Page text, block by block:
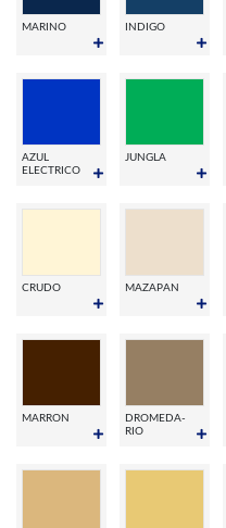
MARINO INDIGO
AZUL
ELECTRICO
JUNGLA
CRUDO MAZAPAN
MARRON
DROMEDA-
RIO